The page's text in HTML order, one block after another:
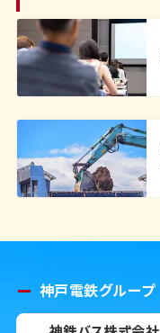
神戸電鉄グループ